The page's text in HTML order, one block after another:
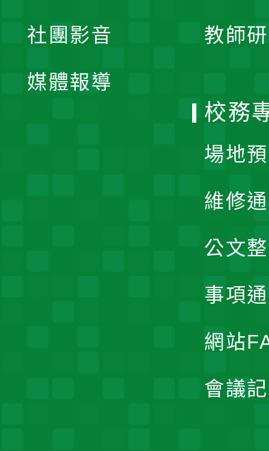
教師
社團影音
媒體報導
校務
場地
維修
公文
事項
網站
會議